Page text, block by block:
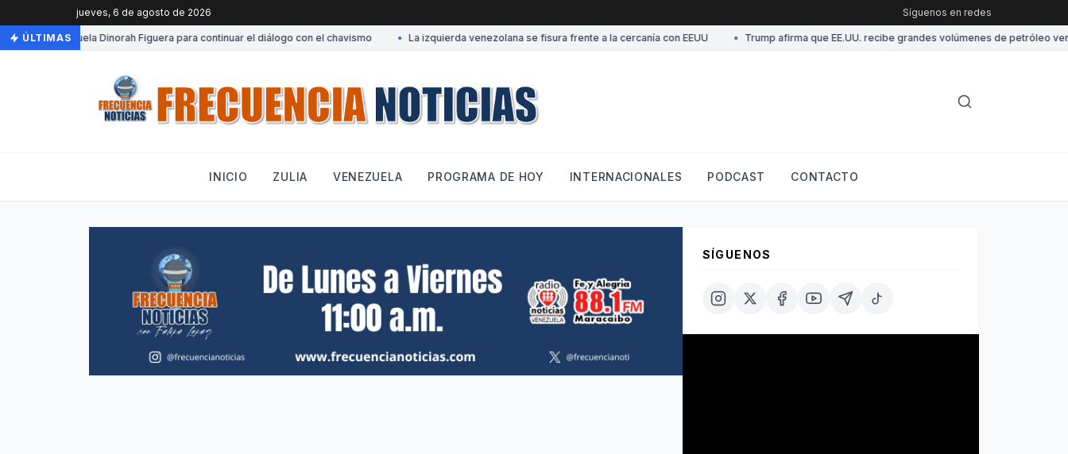
jueves, 6 de agosto de 2026 Síguenos en redes
ÚLTIMAS
a Venezuela Dinorah Figuera para continuar el diálogo con el chavismo La izquierda venezolana se fisura frente a la cercanía con EEUU Trump afirma que EE.UU. recibe grandes volúmenes de petróleo
INICIO ZULIA VENEZUELA PROGRAMA DE HOY INTERNACIONALES PODCAST CONTACTO
SÍGUENOS